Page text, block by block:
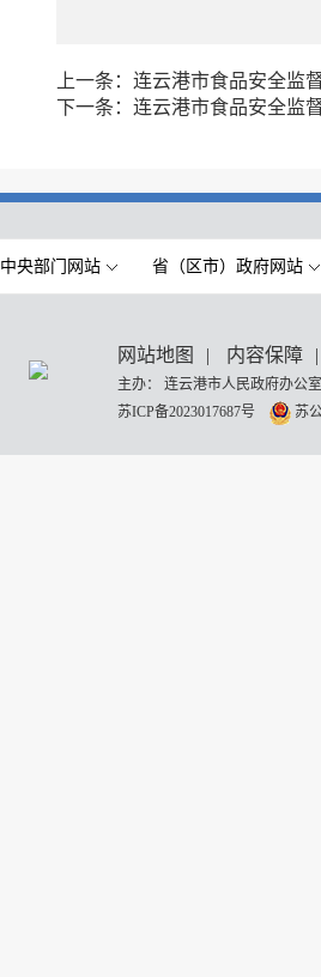
上一条： 连云港市食品安全监
下一条： 连云港市食品安全监
中央部门网站 省（区市）政府网站
网站地图 | 内容保障 |
主办： 连云港市人民政府办
苏ICP备2023017687号
苏